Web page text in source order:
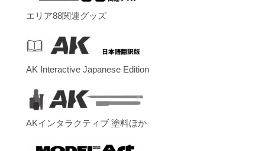
エリア88関連グッズ
AK Interactive Japanese Edition
AKインタラクティブ 塗料ほか